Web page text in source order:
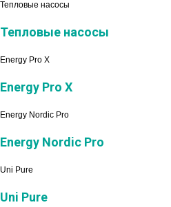
Тепловые насосы
Тепловые насосы
Energy Pro X
Energy Pro X
Energy Nordic Pro
Energy Nordic Pro
Uni Pure
Uni Pure